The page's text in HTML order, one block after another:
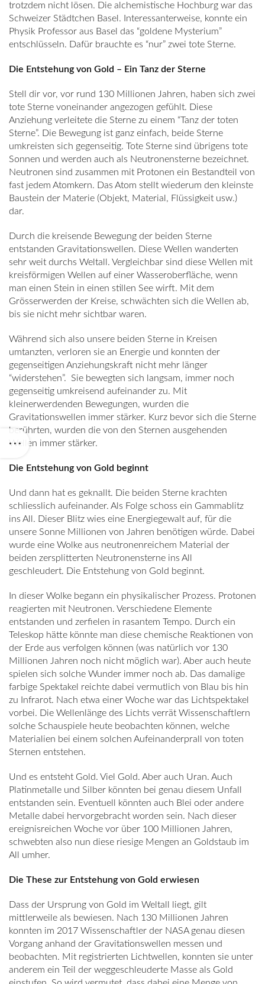
trotzdem nicht lösen. Die alchemistische Hochburg war das
Schweizer Städtchen Basel. Interessanterweise, konnte ein
Physik Professor aus Basel das “goldene Mysterium”
entschlüsseln. Dafür brauchte es “nur” zwei tote Sterne.
Die Entstehung von Gold – Ein Tanz der Sterne
Stell dir vor, vor rund 130 Millionen Jahren, haben sich zwei
tote Sterne voneinander angezogen gefühlt. Diese
Anziehung verleitete die Sterne zu einem “Tanz der toten
Sterne”. Die Bewegung ist ganz einfach, beide Sterne
umkreisten sich gegenseitig. Tote Sterne sind übrigens tote
Sonnen und werden auch als Neutronensterne bezeichnet.
Neutronen sind zusammen mit Protonen ein Bestandteil von
fast jedem Atomkern. Das Atom stellt wiederum den kleinste
Baustein der Materie (Objekt, Material, Flüssigkeit usw.)
dar.
Durch die kreisende Bewegung der beiden Sterne
entstanden Gravitationswellen. Diese Wellen wanderten
sehr weit durchs Weltall. Vergleichbar sind diese Wellen mit
kreisförmigen Wellen auf einer Wasseroberfläche, wenn
man einen Stein in einen stillen See wirft. Mit dem
Grösserwerden der Kreise, schwächten sich die Wellen ab,
bis sie nicht mehr sichtbar waren.
Während sich also unsere beiden Sterne in Kreisen
umtanzten, verloren sie an Energie und konnten der
gegenseitigen Anziehungskraft nicht mehr länger
“widerstehen”.
Sie bewegten sich langsam, immer noch
gegenseitig umkreisend aufeinander zu. Mit
kleinerwerdenden Bewegungen, wurden die
Gravitationswellen immer stärker. Kurz bevor sich die Sterne
berührten, wurden die von den Sternen ausgehenden
Wellen immer stärker.
Die Entstehung von Gold beginnt
Und dann hat es geknallt. Die beiden Sterne krachten
schliesslich aufeinander. Als Folge schoss ein Gammablitz
ins All. Dieser Blitz wies eine Energiegewalt auf, für die
unsere Sonne Millionen von Jahren benötigen würde. Dabei
wurde eine Wolke aus neutronenreichem Material der
beiden zersplitterten Neutronensterne ins All
geschleudert. Die Entstehung von Gold beginnt.
In dieser Wolke begann ein physikalischer Prozess. Protonen
reagierten mit Neutronen. Verschiedene Elemente
entstanden und zerfielen in rasantem Tempo. Durch ein
Teleskop hätte könnte man diese chemische Reaktionen von
der Erde aus verfolgen können (was natürlich vor 130
Millionen Jahren noch nicht möglich war). Aber auch heute
spielen sich solche Wunder immer noch ab. Das damalige
farbige Spektakel reichte dabei vermutlich von Blau bis hin
zu Infrarot. Nach etwa einer Woche war das Lichtspektakel
vorbei. Die Wellenlänge des Lichts verrät Wissenschaftlern
solche Schauspiele heute beobachten können, welche
Materialien bei einem solchen Aufeinanderprall von toten
Sternen entstehen.
Und es entsteht Gold. Viel Gold. Aber auch Uran. Auch
Platinmetalle und Silber könnten bei genau diesem Unfall
entstanden sein. Eventuell könnten auch Blei oder andere
Metalle dabei hervorgebracht worden sein. Nach dieser
ereignisreichen Woche vor über 100 Millionen Jahren,
schwebten also nun diese riesige Mengen an Goldstaub im
All umher.
Die These zur Entstehung von Gold erwiesen
Dass der Ursprung von Gold im Weltall liegt, gilt
mittlerweile als bewiesen. Nach 130 Millionen Jahren
konnten im 2017 Wissenschaftler der NASA genau diesen
Vorgang anhand der Gravitationswellen messen und
beobachten. Mit registrierten Lichtwellen, konnten sie unter
anderem ein Teil der weggeschleuderte Masse als Gold